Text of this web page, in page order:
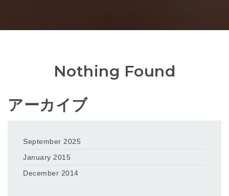
Nothing Found
アーカイブ
September 2025
January 2015
December 2014